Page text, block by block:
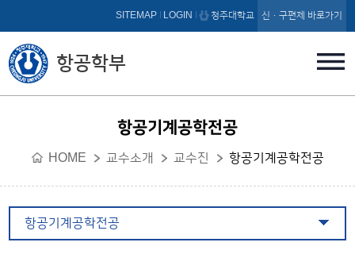
본문 바로가기
항공학부
SITEMAP LOGIN 청주대학교 신·구편제 바로가기
항공기계공학전공
HOME 교수소개 교수진 항공기계공학전공
항공기계공학전공